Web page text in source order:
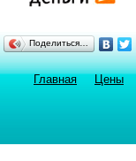
Поделиться…
Главная Цены